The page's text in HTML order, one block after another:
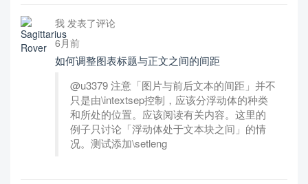
我 发表了评论
6月前
如何调整图表标题与正文之间的间距
@u3379 注意「图片与前后文本的间距」并不
只是由\intextsep控制，应该分浮动体的种类
和所处的位置。应该阅读有关内容。这里的
例子只讨论「浮动体处于文本块之间」的情
况。测试添加\setleng